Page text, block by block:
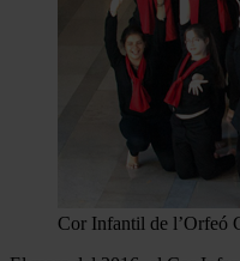
Cor Infantil de l’Orfeó